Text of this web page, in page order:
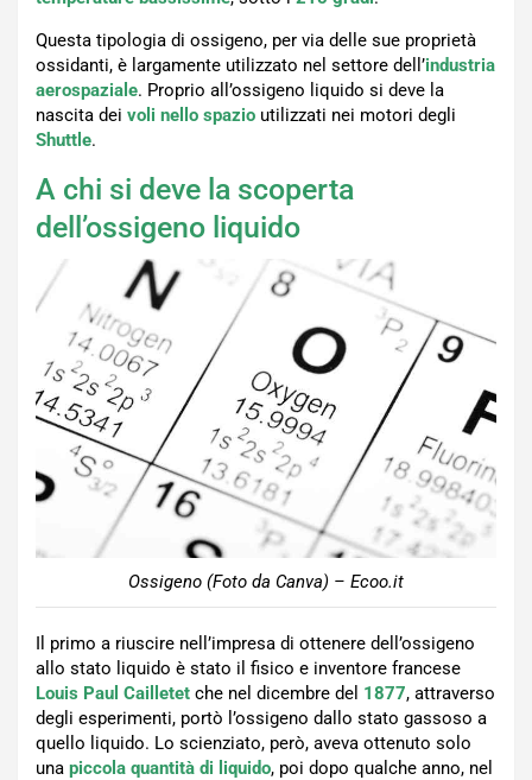
Questa tipologia di ossigeno, per via delle sue proprietà
ossidanti, è largamente utilizzato nel settore dell’industria
aerospaziale. Proprio all’ossigeno liquido si deve la
nascita dei voli nello spazio utilizzati nei motori degli
Shuttle.
A chi si deve la scoperta
dell’ossigeno liquido
Ossigeno (Foto da Canva) – Ecoo.it
Il primo a riuscire nell’impresa di ottenere dell’ossigeno
allo stato liquido è stato il fisico e inventore francese
Louis Paul Cailletet che nel dicembre del 1877, attraverso
degli esperimenti, portò l’ossigeno dallo stato gassoso a
quello liquido. Lo scienziato, però, aveva ottenuto solo
una piccola quantità di liquido, poi dopo qualche anno, nel